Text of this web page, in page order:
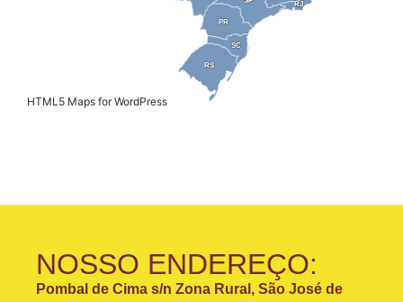
PR
PR
RJ
RJ
RS
RS
SC
SC
HTML5 Maps for WordPress
NOSSO ENDEREÇO:
Pombal de Cima s/n Zona Rural, São José de